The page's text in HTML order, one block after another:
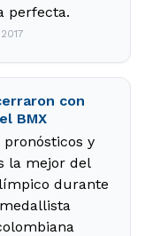
perfecta.
con
BMX
y
la mejor del
durante